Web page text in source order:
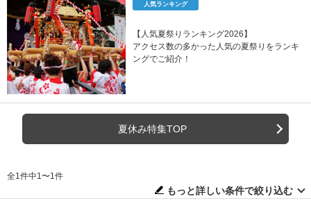
人気ランキング
【人気夏祭りランキング2026】
アクセス数の多かった人気の夏祭りをランキ
ングでご紹介！
夏休み特集TOP
全1件中1〜1件
もっと詳しい条件で絞り込む